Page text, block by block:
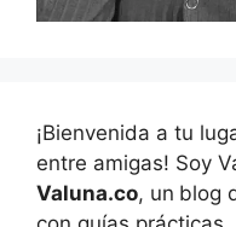
¡Bienvenida a tu
entre amigas! Soy
Valuna.co, un blog